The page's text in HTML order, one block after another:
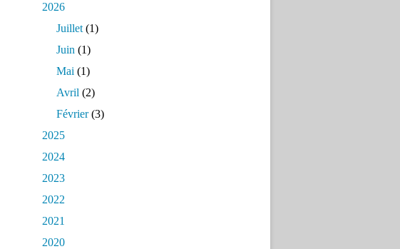
2026
Juillet (1)
Juin (1)
Mai (1)
Avril (2)
Février(3)
2025
2024
2023
2022
2021
2020